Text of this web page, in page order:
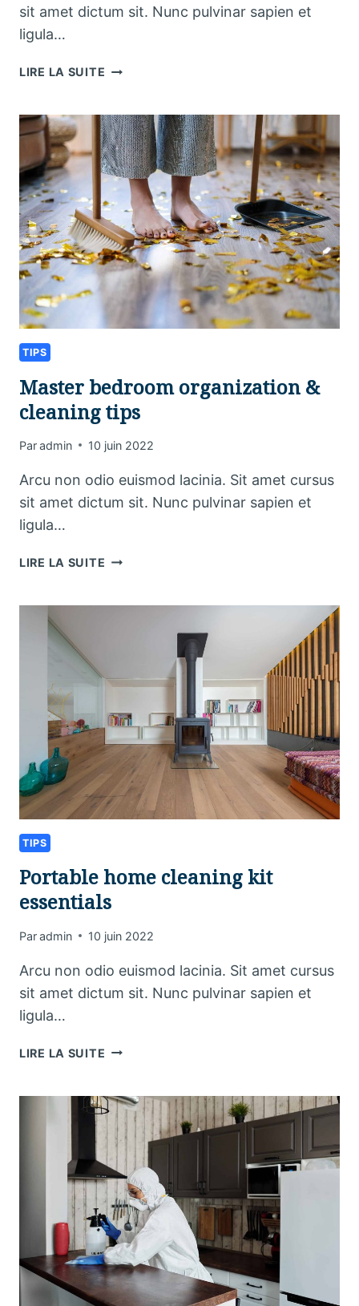
sit amet dictum sit. Nunc pulvinar sapien et
ligula…
LIRE LA SUITE PRETTY
&
CLEANING
PRODUCTS
TIPS
Master bedroom organization &
cleaning tips
Paradmin 10 juin 2022
Arcu non odio euismod lacinia. Sit amet cursus
sit amet dictum sit. Nunc pulvinar sapien et
ligula…
LIRE LA SUITE MASTER
TIPS
Portable home cleaning kit
essentials
Paradmin 10 juin 2022
Arcu non odio euismod lacinia. Sit amet cursus
sit amet dictum sit. Nunc pulvinar sapien et
ligula…
LIRE LA SUITE PORTABLE
KIT
ESSENTIALS